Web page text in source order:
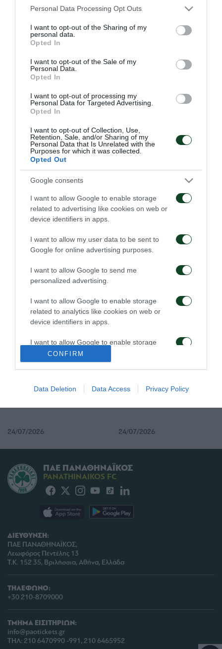
Please note that this website/app uses one or more Google
not limited to your visit or usage behaviour. You may click to
grant or deny consent to Google and its third-party tags to
use your data for below specified purposes in below Google
consent section.
Personal Data Processing Opt Outs
I want to opt-out of the Sharing of my
personal data.
Opted In
I want to opt-out of the Sale of my
Personal Data.
Opted In
I want to opt-out of processing my
Personal Data for Targeted Advertising.
Opted In
I want to opt-out of Collection, Use,
Retention, Sale, and/or Sharing of my
Personal Data that Is Unrelated with the
Purposes for which it was collected.
Opted Out
Google consents
I want to allow Google to enable storage
related to advertising like cookies on web or
device identifiers in apps.
I want to allow my user data to be sent to
Google for online advertising purposes.
I want to allow Google to send me
personalized advertising.
I want to allow Google to enable storage
related to analytics like cookies on web or
device identifiers in apps.
I want to allow Google to enable storage
related to functionality of the website or app.
related to personalization.
user protection.
CONFIRM
Data Deletion Data Access Privacy Policy
επιτυχία στα επόμενα βήματα της καριέρας σου!
ΜΕΤΑΓΡΑΦΙΚΑ
Στον Παναθηναϊκό ο
Λιβάι Γκαρσία
05/08/2026
Στον Παναθηναϊκό ο
Κινγκς Κάνγκουα
31/07/2026
Στην Καραγκιουμριούκ
27/07/2026
συνεργασίας με τον
Γεντβάι
26/07/2026
24/07/2026 24/07/2026
ΔΙΕΥΘΥΝΣΗ:
ΠΑΕ ΠΑΝΑΘΗΝΑΪΚΟΣ,
Λεωφόρος Πεντέλης 13
Τ.Κ. 152 35, Βριλήσσια, Αθήνα, Ελλάδα
ΤΗΛΕΦΩΝΟ:
+30 210-8709000
ΤΜΗΜΑ ΕΙΣΙΤΗΡΙΩΝ:
info@paotickets.gr
ΤΗΛ: 210 6470990 -991, 210 6465952
ΠΑΕ ΠΑΝΑΘΗΝΑΪΚΟΣ
PANATHINAIKOS FC